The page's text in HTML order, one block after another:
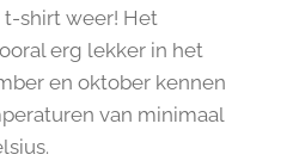
shirt weer! Het
erg lekker in het
en oktober kennen
van minimaal